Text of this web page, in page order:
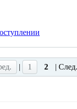
| 1 2 |